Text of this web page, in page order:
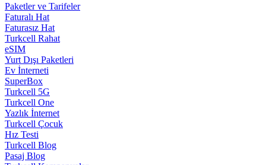
Paketler ve Tarifeler
Faturalı Hat
Faturasız Hat
Turkcell Rahat
eSIM
Yurt Dışı Paketleri
Ev İnterneti
SuperBox
Turkcell 5G
Turkcell One
Yazlık İnternet
Turkcell Çocuk
Hız Testi
Turkcell Blog
Pasaj Blog